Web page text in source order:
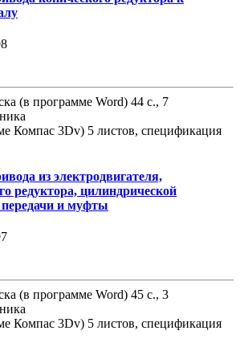
(в программе Word) 44 с., 7
Компас 3Dv) 5 листов, спецификация
из электродвигателя,
редуктора, цилиндрической
и муфты
(в программе Word) 45 с., 3
Компас 3Dv) 5 листов, спецификация